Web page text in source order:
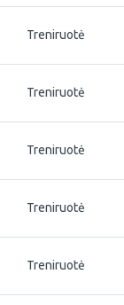
Treniruotė
Treniruotė
Treniruotė
Treniruotė
Treniruotė